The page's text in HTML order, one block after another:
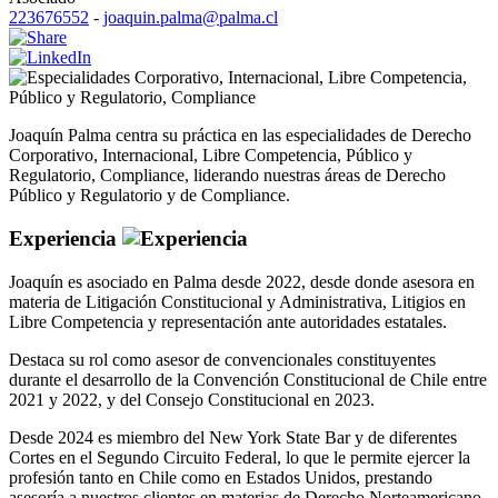
223676552 - joaquin.palma@palma.cl
Corporativo, Internacional, Libre Competencia,
Público y Regulatorio, Compliance
Joaquín Palma centra su práctica en las especialidades de Derecho
Corporativo, Internacional, Libre Competencia, Público y
Regulatorio, Compliance, liderando nuestras áreas de Derecho
Público y Regulatorio y de Compliance.
Experiencia
Joaquín es asociado en Palma desde 2022, desde donde asesora en
materia de Litigación Constitucional y Administrativa, Litigios en
Libre Competencia y representación ante autoridades estatales.
Destaca su rol como asesor de convencionales constituyentes
durante el desarrollo de la Convención Constitucional de Chile entre
2021 y 2022, y del Consejo Constitucional en 2023.
Desde 2024 es miembro del New York State Bar y de diferentes
Cortes en el Segundo Circuito Federal, lo que le permite ejercer la
profesión tanto en Chile como en Estados Unidos, prestando